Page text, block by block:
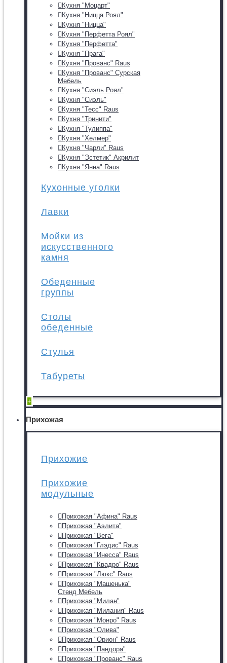
Кухня "Моцарт"
Кухня "Ницца Роял"
Кухня "Ницца"
Кухня "Перфетта Роял"
Кухня "Перфетта"
Кухня "Прага"
Кухня "Прованс" Raus
Кухня "Прованс" Сурская
Мебель
Кухня "Сиэль Роял"
Кухня "Сиэль"
Кухня "Тесс" Raus
Кухня "Тринити"
Кухня "Тулиппа"
Кухня "Хелмер"
Кухня "Чарли" Raus
Кухня "Эстетик" Акрилит
Кухня "Янна" Raus
Кухонные уголки
Лавки
Мойки из
искусственного
камня
Обеденные
группы
Столы
обеденные
Стулья
Табуреты
+
Прихожая
Прихожие
Прихожие
модульные
Прихожая "Афина" Raus
Прихожая "Аэлита"
Прихожая "Вега"
Прихожая "Глэдис" Raus
Прихожая "Инесса" Raus
Прихожая "Квадро" Raus
Прихожая "Люкс" Raus
Прихожая "Машенька"
Стенд Мебель
Прихожая "Милан"
Прихожая "Милания" Raus
Прихожая "Монро" Raus
Прихожая "Олива"
Прихожая "Орион" Raus
Прихожая "Пандора"
Прихожая "Прованс" Raus